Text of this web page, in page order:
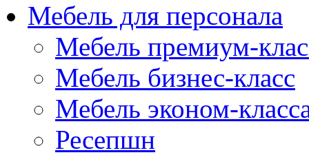
Мебель для персонала
Мебель премиум-
Мебель бизнес-класс
Мебель эконом-
Ресепшн